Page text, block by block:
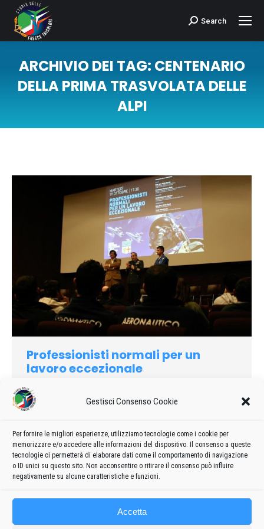
Gestisci Consenso Cookie
Per fornire le migliori esperienze, utilizziamo tecnologie come i cookie per
memorizzare e/o accedere alle informazioni del dispositivo. Il consenso a queste
tecnologie ci permetterà di elaborare dati come il comportamento di navigazione
o ID unici su questo sito. Non acconsentire o ritirare il consenso può influire
negativamente su alcune caratteristiche e funzioni.
Accetta
Cerca:Search
ARCHIVIO DEI TAG: CENTENARIO
DELLA PRIMA TRASVOLATA DELLE
ALPI
Professionisti normali per un
lavoro eccezionale
2010
Le Frecce Tricolori, che quest’anno celebrano 50 anni di
Museo per incontrare studenti e pubblico nell’ambito delle
celebrazioni per il “Centenario della prima trasvolata delle
Alpi”….